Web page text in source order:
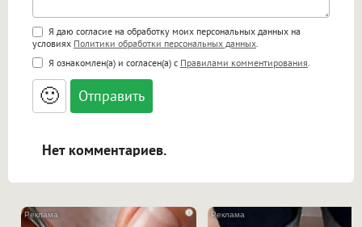
Поддержка HTML
<b>, <strong>, <u>, <i>, <em>, <s>, <big>,
<small>, <sup>, <sub>, <pre>, <ul>, <ol>, <li>,
<blockquote>, <code> экранирует HTML,
адреса URL автоматически становятся
ссылками, и [img]адрес[/img] будет
Я даю согласие на обработку моих персональных данных на
условиях Политики обработки персональных данных
Я ознакомлен(а) и согласен(а) с Правилами комментирования
🙂
Нет комментариев.
i